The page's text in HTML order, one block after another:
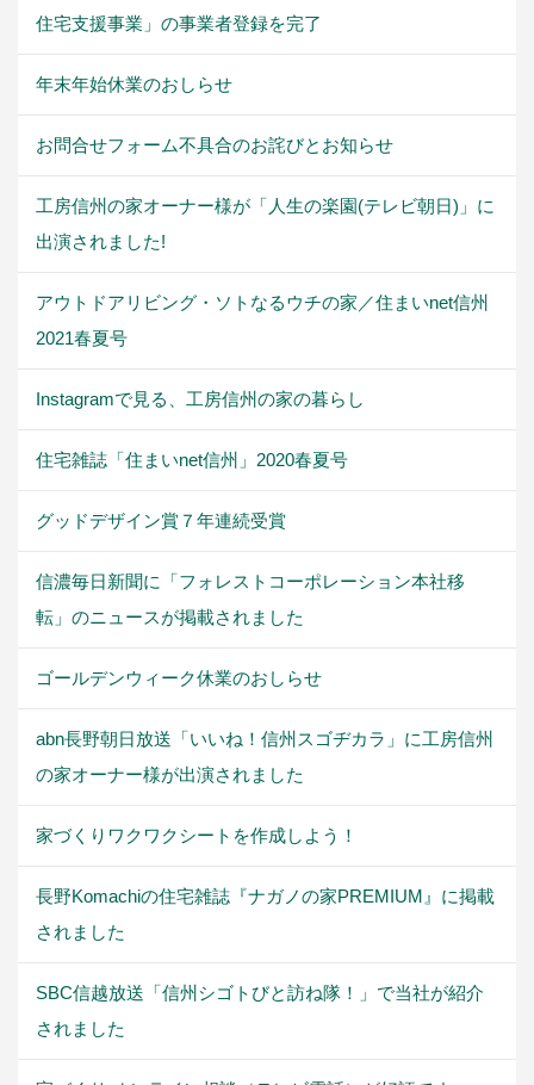
住宅支援事業」の事業者登録を完了
年末年始休業のおしらせ
お問合せフォーム不具合のお詫びとお知らせ
工房信州の家オーナー様が「人生の楽園(テレビ朝日)」に
出演されました!
アウトドアリビング・ソトなるウチの家／住まいnet信州
2021春夏号
Instagramで見る、工房信州の家の暮らし
住宅雑誌「住まいnet信州」2020春夏号
グッドデザイン賞７年連続受賞
信濃毎日新聞に「フォレストコーポレーション本社移
転」のニュースが掲載されました
ゴールデンウィーク休業のおしらせ
abn長野朝日放送「いいね！信州スゴヂカラ」に工房信州
の家オーナー様が出演されました
家づくりワクワクシートを作成しよう！
長野Komachiの住宅雑誌『ナガノの家PREMIUM』に掲載
されました
SBC信越放送「信州シゴトびと訪ね隊！」で当社が紹介
されました